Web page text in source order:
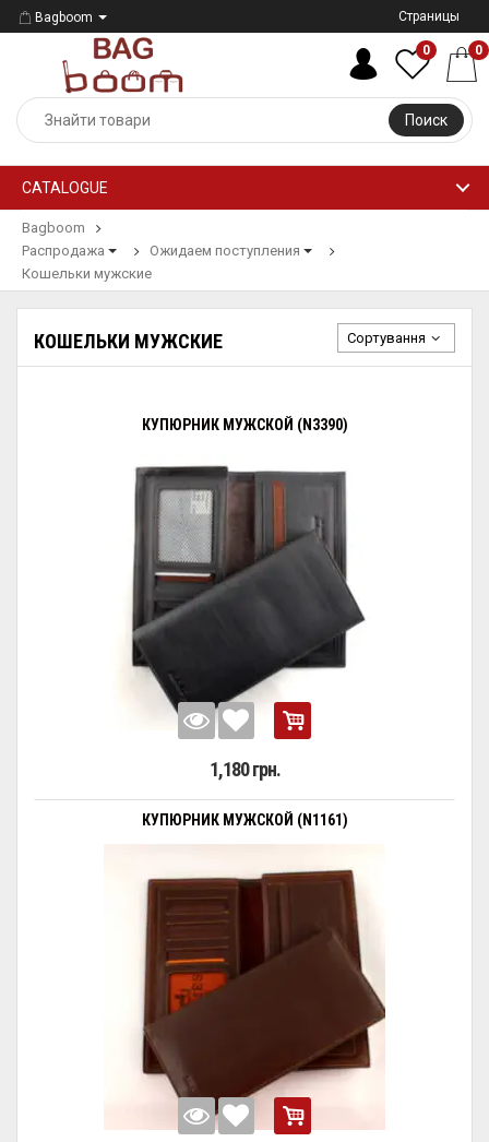
Bagboom Страницы
Поиск
0 0
CATALOGUE
Bagboom
Распродажа
Ожидаем поступления
Кошельки мужские
КОШЕЛЬКИ МУЖСКИЕ Сортування
КУПЮРНИК МУЖСКОЙ (N3390)
1,180 грн.
КУПЮРНИК МУЖСКОЙ (N1161)